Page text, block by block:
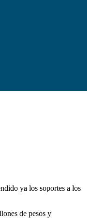
ya los soportes a los
de pesos y